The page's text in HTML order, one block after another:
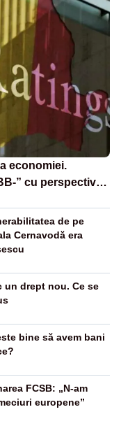
economiei.
” cu perspectivă
de pe
Cernavodă era
un drept nou. Ce se
bine să avem bani
FCSB: „N-am
europene”